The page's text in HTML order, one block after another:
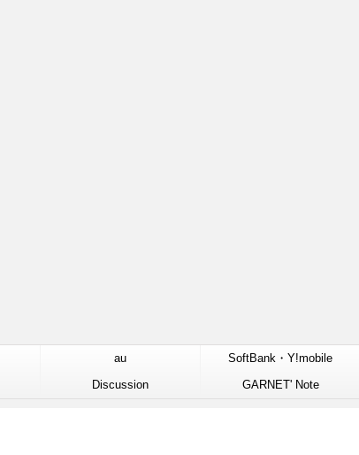
au SoftBank・Y!mobile
Discussion GARNET' Note